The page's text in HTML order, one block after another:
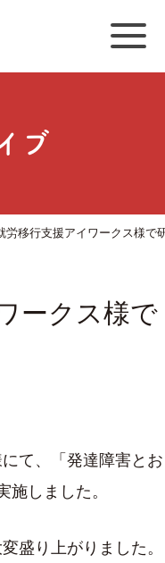
ブ
労移行支援アイワークス様で
ークス様で
て、「発達障害とお
施しました。
盛り上がりました。